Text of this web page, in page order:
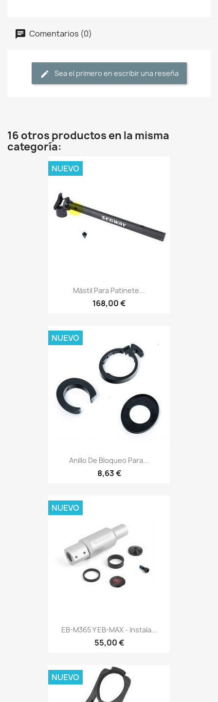
Comentarios (0)
Sea el primero en escribir una reseña
16 otros productos en la misma
categoría:
Mástil Para Patinete...
168,00 €
NUEVO
Anillo De Bloqueo Para...
8,63 €
NUEVO
EB-M365 Y EB-MAX - Instala...
55,00 €
NUEVO
NUEVO